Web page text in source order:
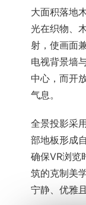
大面积落地
光在织物、
射，使画面
电视背景墙
中心，而开
气息。
全景投影采
部地板形成
确保VR浏览
筑的克制美
宁静、优雅